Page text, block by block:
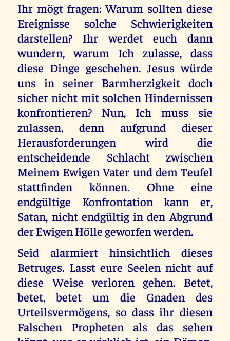
Ihr mögt fragen: Warum sollten diese
Ereignisse solche Schwierigkeiten
darstellen? Ihr werdet euch dann
wundern, warum Ich zulasse, dass
diese Dinge geschehen. Jesus würde
uns in seiner Barmherzigkeit doch
sicher nicht mit solchen Hindernissen
konfrontieren? Nun, Ich muss sie
zulassen, denn aufgrund dieser
Herausforderungen wird die
entscheidende Schlacht zwischen
Meinem Ewigen Vater und dem Teufel
stattfinden können. Ohne eine
endgültige Konfrontation kann er,
Satan, nicht endgültig in den Abgrund
der Ewigen Hölle geworfen werden.
Seid alarmiert hinsichtlich dieses
Betruges. Lasst eure Seelen nicht auf
diese Weise verloren gehen. Betet,
betet, betet um die Gnaden des
Urteilsvermögens, so dass ihr diesen
Falschen Propheten als das sehen